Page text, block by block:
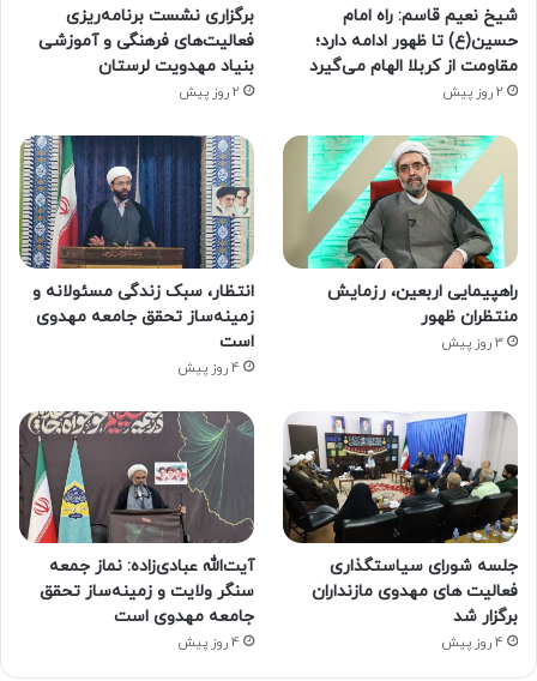
شیخ نعیم قاسم: راه امام
حسین(ع) تا ظهور ادامه دارد؛
مقاومت از کربلا الهام می‌گیرد
2 روز پیش
برگزاری نشست برنامه‌ریزی
فعالیت‌های فرهنگی و آموزشی
بنیاد مهدویت لرستان
2 روز پیش
راهپیمایی اربعین، رزمایش
منتظران ظهور
3 روز پیش
انتظار، سبک زندگی مسئولانه و
زمینه‌ساز تحقق جامعه مهدوی
است
4 روز پیش
جلسه شورای سیاستگذاری
فعالیت های مهدوی مازنداران
برگزار شد
4 روز پیش
آیت‌الله عبادی‌زاده: نماز جمعه
سنگر ولایت و زمینه‌ساز تحقق
جامعه مهدوی است
4 روز پیش